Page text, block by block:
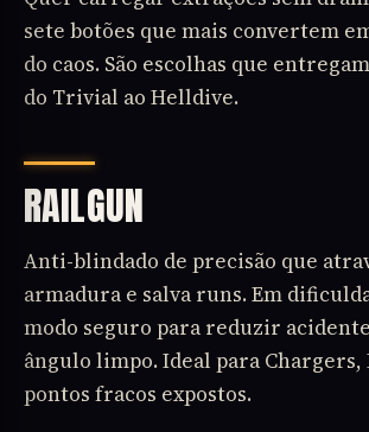
sete botões que mais convertem
do caos. São escolhas que
do Trivial ao Helldive.
RAILGUN
Anti-blindado de precisão que
armadura e salva runs. Em
modo seguro para reduzir
ângulo limpo. Ideal para Chargers,
pontos fracos expostos.